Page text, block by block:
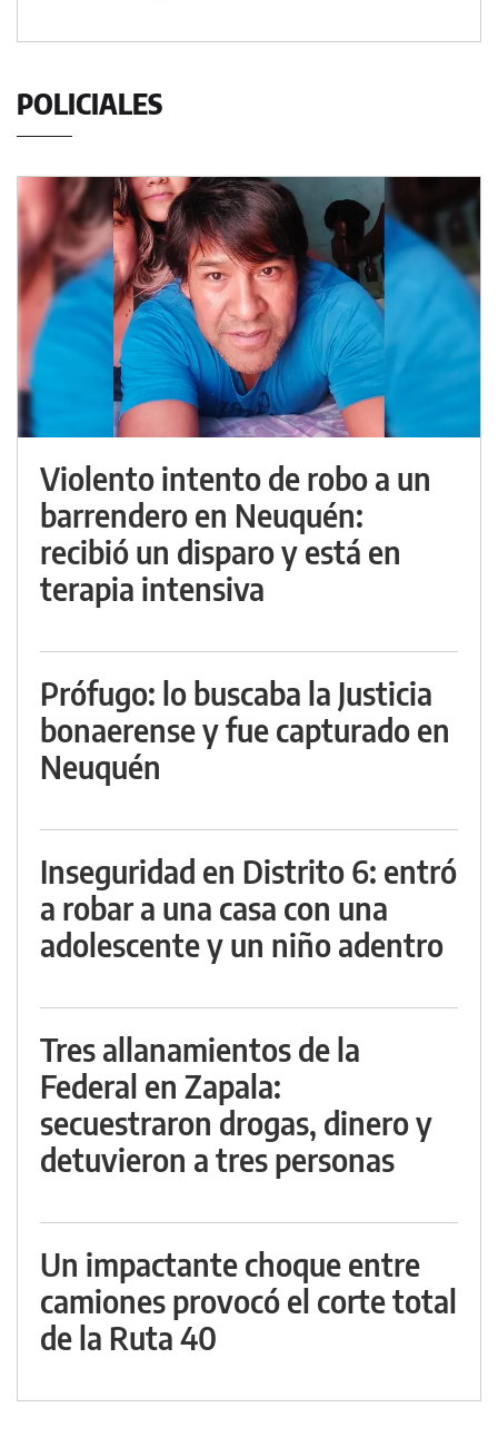
POLICIALES
Violento intento de robo a un
barrendero en Neuquén:
recibió un disparo y está en
terapia intensiva
Prófugo: lo buscaba la Justicia
bonaerense y fue capturado en
Neuquén
Inseguridad en Distrito 6: entró
a robar a una casa con una
adolescente y un niño adentro
Tres allanamientos de la
Federal en Zapala:
secuestraron drogas, dinero y
detuvieron a tres personas
Un impactante choque entre
camiones provocó el corte total
de la Ruta 40